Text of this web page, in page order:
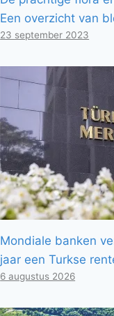
Een overzicht van
23 september 2023
Mondiale banken
jaar een Turkse
6 augustus 2026